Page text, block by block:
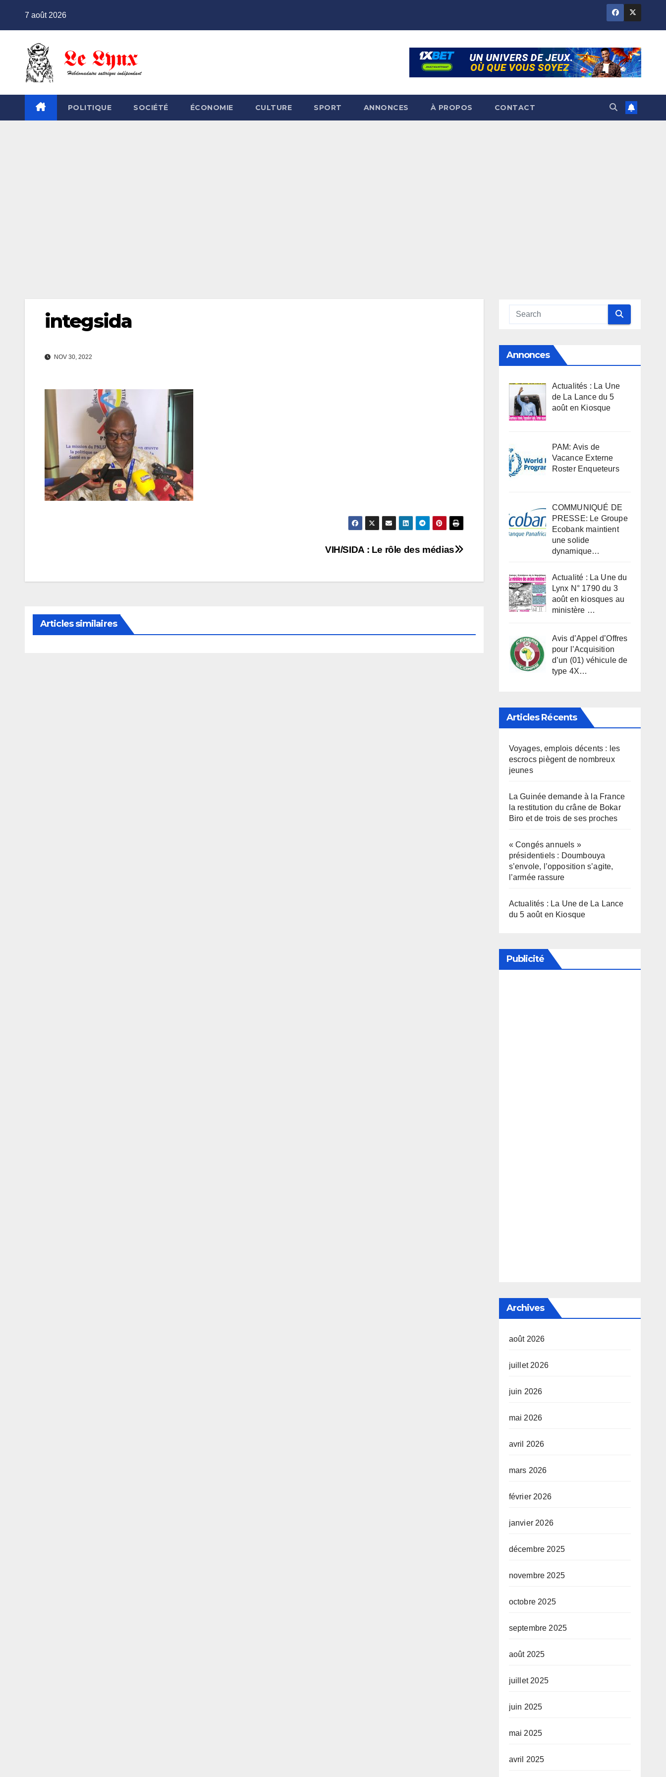
7 août 2026
POLITIQUE SOCIÉTÉ ÉCONOMIE CULTURE SPORT ANNONCES À PROPOS CONTACT
integsida
NOV 30, 2022
VIH/SIDA : Le rôle des médias
Articles similaires
Annonces
Actualités : La Une
de La Lance du 5
août en Kiosque
PAM: Avis de
Vacance Externe
Roster Enqueteurs
COMMUNIQUÉ DE
PRESSE: Le Groupe
Ecobank maintient
une solide
dynamique…
Actualité : La Une du
Lynx N° 1790 du 3
août en kiosques au
ministère …
Avis d’Appel d’Offres
pour l’Acquisition
d’un (01) véhicule de
type 4X…
Articles Récents
Voyages, emplois décents : les
escrocs piègent de nombreux
jeunes
La Guinée demande à la France
la restitution du crâne de Bokar
Biro et de trois de ses proches
« Congés annuels »
présidentiels : Doumbouya
s’envole, l’opposition s’agite,
l’armée rassure
Actualités : La Une de La Lance
du 5 août en Kiosque
Publicité
Archives
août 2026
juillet 2026
juin 2026
mai 2026
avril 2026
mars 2026
février 2026
janvier 2026
décembre 2025
novembre 2025
octobre 2025
septembre 2025
août 2025
juillet 2025
juin 2025
mai 2025
avril 2025